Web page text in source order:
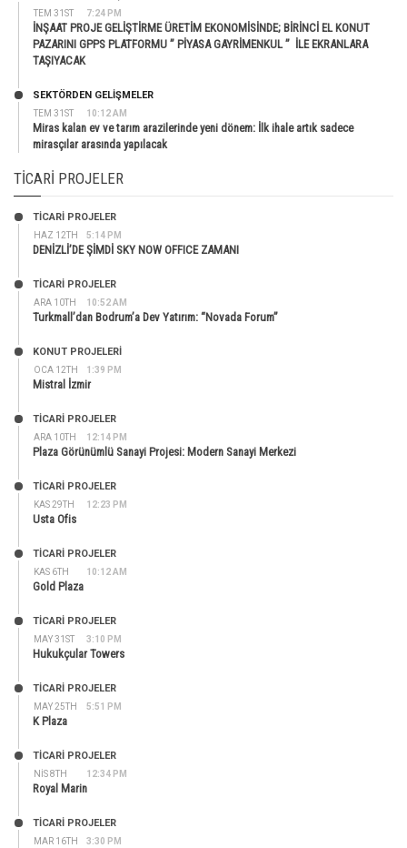
TEM 31ST 7:24 PM
İNŞAAT PROJE GELİŞTİRME ÜRETİM EKONOMİSİNDE; BİRİNCİ EL KONUT
PAZARINI GPPS PLATFORMU ” PİYASA GAYRİMENKUL ” İLE EKRANLARA
TAŞIYACAK
TEM 31ST 10:12 AM
SEKTÖRDEN GELIŞMELER
Miras kalan ev ve tarım arazilerinde yeni dönem: İlk ihale artık sadece
mirasçılar arasında yapılacak
TICARI PROJELER
HAZ 12TH 5:14 PM
TİCARİ PROJELER
DENİZLİ’DE ŞİMDİ SKY NOW OFFICE ZAMANI
ARA 10TH 10:52 AM
TİCARİ PROJELER
Turkmall’dan Bodrum’a Dev Yatırım: “Novada Forum”
OCA 12TH 1:39 PM
KONUT PROJELERI
Mistral İzmir
ARA 10TH 12:14 PM
TİCARİ PROJELER
Plaza Görünümlü Sanayi Projesi: Modern Sanayi Merkezi
KAS 29TH 12:23 PM
TİCARİ PROJELER
Usta Ofis
KAS 6TH 10:12 AM
TİCARİ PROJELER
Gold Plaza
MAY 31ST 3:10 PM
TİCARİ PROJELER
Hukukçular Towers
MAY 25TH 5:51 PM
TİCARİ PROJELER
K Plaza
NIS 8TH 12:34 PM
TİCARİ PROJELER
Royal Marin
MAR 16TH 3:30 PM
TİCARİ PROJELER